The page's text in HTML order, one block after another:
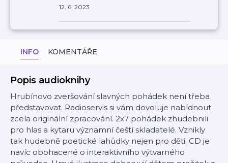
12. 6. 2023
INFO KOMENTÁŘE
Popis audioknihy
Hrubínovo zveršování slavných pohádek není třeba
představovat. Radioservis si vám dovoluje nabídnout
zcela originální zpracování. 2x7 pohádek zhudebnili
pro hlas a kytaru významní čeští skladatelé. Vznikly
tak hudebně poetické lahůdky nejen pro děti. CD je
navíc obohacené o interaktivního výtvarného